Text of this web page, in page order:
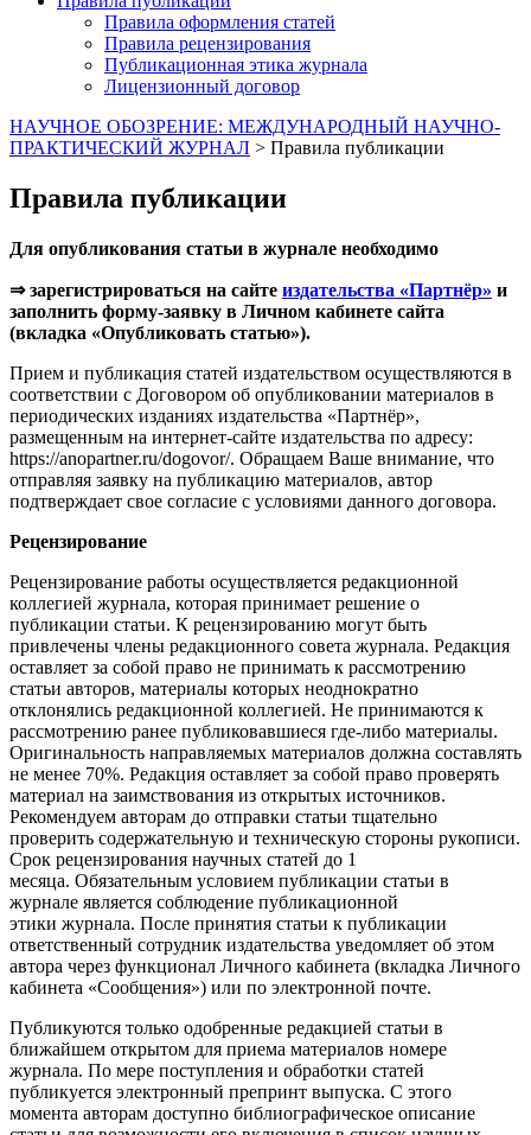
Правила оформления статей
Правила рецензирования
Публикационная этика журнала
Лицензионный договор
НАУЧНОЕ ОБОЗРЕНИЕ: МЕЖДУНАРОДНЫЙ НАУЧНО-
ПРАКТИЧЕСКИЙ ЖУРНАЛ > Правила публикации
Правила публикации
Для опубликования статьи в журнале необходимо
⇒ зарегистрироваться на сайте издательства «Партнёр» и
заполнить форму-заявку в Личном кабинете сайта
(вкладка «Опубликовать статью»).
Прием и публикация статей издательством осуществляются в
соответствии с Договором об опубликовании материалов в
периодических изданиях издательства «Партнёр»,
размещенным на интернет-сайте издательства по адресу:
https://anopartner.ru/dogovor/. Обращаем Ваше внимание, что
отправляя заявку на публикацию материалов, автор
подтверждает свое согласие с условиями данного договора.
Рецензирование
Рецензирование работы осуществляется редакционной
коллегией журнала, которая принимает решение о
публикации статьи. К рецензированию могут быть
привлечены члены редакционного совета журнала. Редакция
оставляет за собой право не принимать к рассмотрению
статьи авторов, материалы которых неоднократно
отклонялись редакционной коллегией. Не принимаются к
рассмотрению ранее публиковавшиеся где-либо материалы.
Оригинальность направляемых материалов должна составлять
не менее 70%. Редакция оставляет за собой право проверять
материал на заимствования из открытых источников.
Рекомендуем авторам до отправки статьи тщательно
проверить содержательную и техническую стороны рукописи.
Срок рецензирования научных статей до 1
месяца. Обязательным условием публикации статьи в
журнале является соблюдение публикационной
этики журнала. После принятия статьи к публикации
ответственный сотрудник издательства уведомляет об этом
автора через функционал Личного кабинета (вкладка Личного
кабинета «Сообщения») или по электронной почте.
Публикуются только одобренные редакцией статьи в
ближайшем открытом для приема материалов номере
журнала. По мере поступления и обработки статей
публикуется электронный препринт выпуска. С этого
момента авторам доступно библиографическое описание